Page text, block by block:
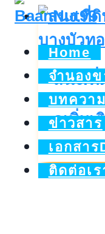
Home
จำนอง
บทความ
ข่าวสาร
เอกสาร
ติดต่อเร
สนง.ที่
ดูเพิ่มเ